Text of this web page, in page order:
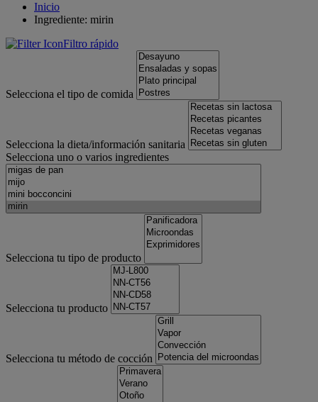
Inicio
Ingrediente: mirin
Filtro rápido
Selecciona el tipo de comida
Selecciona la dieta/información sanitaria
Selecciona uno o varios ingredientes
Selecciona tu tipo de producto
Selecciona tu producto
Selecciona tu método de cocción